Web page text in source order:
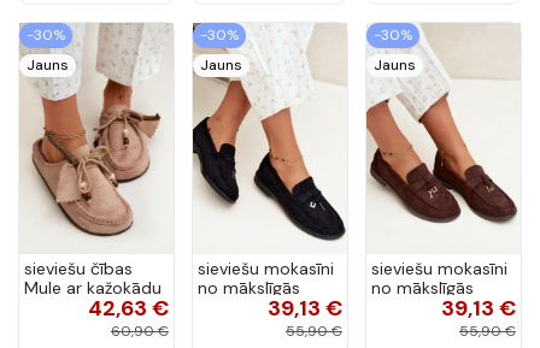
-30%
Jauns
sieviešu čības
Mule ar kažokādu
smilšu krāsā Melia
42,63 €
60,90 €
-30%
Jauns
sieviešu mokasīni
no mākslīgās
zamšā melnā
krāsā Raylie
39,13 €
55,90 €
-30%
Jauns
sieviešu mokasīni
no mākslīgās
zamšā šokolādes
krāsā Raylie
39,13 €
55,90 €